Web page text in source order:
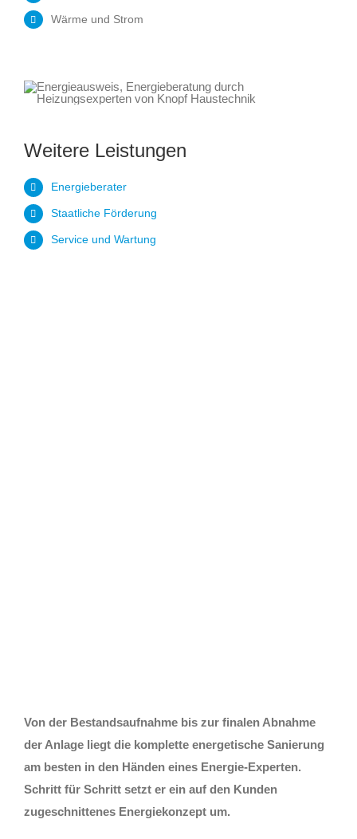
Wärme und Strom
Weitere Leistungen
Energieberater
Staatliche Förderung
Service und Wartung
Von der Bestandsaufnahme bis zur finalen Abnahme
der Anlage liegt die komplette energetische Sanierung
am besten in den Händen eines Energie-Experten.
Schritt für Schritt setzt er ein auf den Kunden
zugeschnittenes Energiekonzept um.